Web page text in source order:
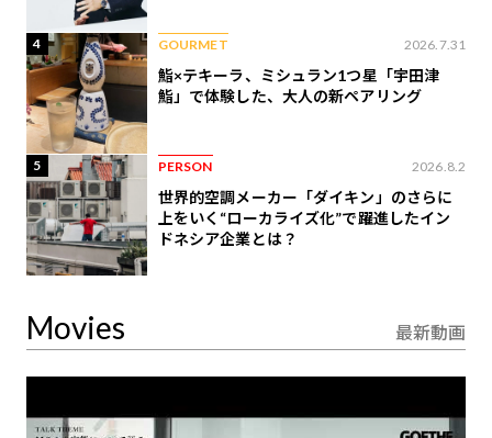
4 GOURMET 2026.7.31
鮨×テキーラ、ミシュラン1つ星「宇田津
鮨」で体験した、大人の新ペアリング
5 PERSON 2026.8.2
世界的空調メーカー「ダイキン」のさらに
上をいく“ローカライズ化”で躍進したイン
ドネシア企業とは？
Movies 最新動画